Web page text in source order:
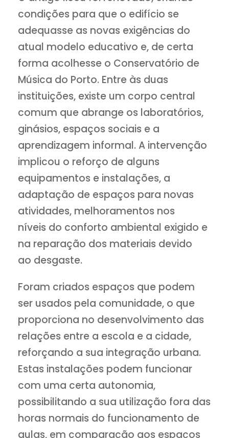
condições para que o edifício se
adequasse as novas exigências do
atual modelo educativo e, de certa
forma acolhesse o Conservatório de
Música do Porto. Entre às duas
instituições, existe um corpo central
comum que abrange os laboratórios,
ginásios, espaços sociais e a
aprendizagem informal. A intervenção
implicou o reforço de alguns
equipamentos e instalações, a
adaptação de espaços para novas
atividades, melhoramentos nos
níveis do conforto ambiental exigido e
na reparação dos materiais devido
ao desgaste.
Foram criados espaços que podem
ser usados pela comunidade, o que
proporciona no desenvolvimento das
relações entre a escola e a cidade,
reforçando a sua integração urbana.
Estas instalações podem funcionar
com uma certa autonomia,
possibilitando a sua utilização fora das
horas normais do funcionamento de
aulas, em comparação aos espaços